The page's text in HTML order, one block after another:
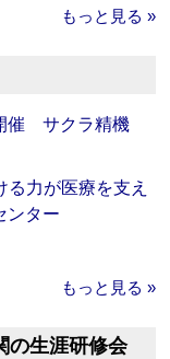
もっと見る »
催 サクラ精機
力が医療を支え
ター
もっと見る »
の生涯研修会